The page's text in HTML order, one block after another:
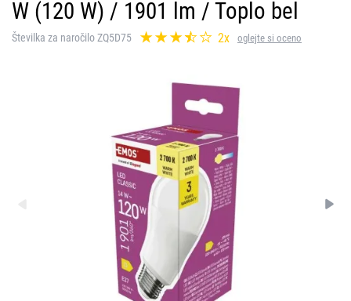
W (120 W) / 1901 lm / Toplo bel
Številka za naročilo ZQ5D75 2x oglejte si oceno